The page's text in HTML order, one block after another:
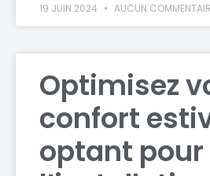
19 JUIN 2024 AUCUN
Optimisez
confort
optant pour